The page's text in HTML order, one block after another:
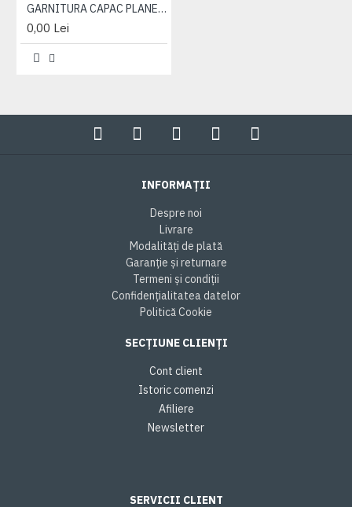
GARNITURA CAPAC PLANETARA FATA
0,00 Lei
INFORMAȚII
Despre noi
Livrare
Modalități de plată
Garanție și returnare
Termeni și condiții
Confidențialitatea datelor
Politică Cookie
SECȚIUNE CLIENȚI
Cont client
Istoric comenzi
Afiliere
Newsletter
SERVICII CLIENT